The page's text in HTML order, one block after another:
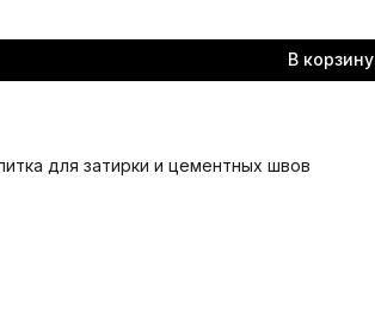
В корзину
для затирки и цементных швов